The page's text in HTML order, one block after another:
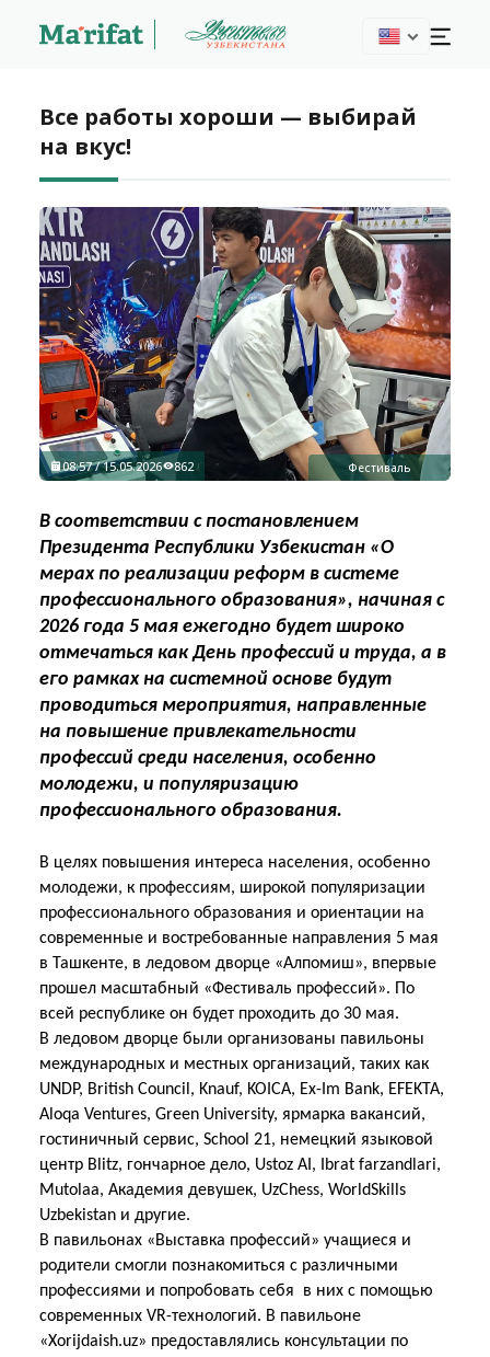
Все работы хороши — выбирай
на вкус!
Фестиваль
08:57 / 15.05.2026 862
В соответствии с постановлением
Президента Республики Узбекистан «О
мерах по реализации реформ в системе
профессионального образования», начиная с
2026 года 5 мая ежегодно будет широко
отмечаться как День профессий и труда, а в
его рамках на системной основе будут
проводиться мероприятия, направленные
на повышение привлекательности
профессий среди населения, особенно
молодежи, и популяризацию
профессионального образования.
В целях повышения интереса населения, особенно
молодежи, к профессиям, широкой популяризации
профессионального образования и ориентации на
современные и востребованные направления 5 мая
в Ташкенте, в ледовом дворце «Алпомиш», впервые
прошел масштабный «Фестиваль профессий». По
всей республике он будет проходить до 30 мая.
В ледовом дворце были организованы павильоны
международных и местных организаций, таких как
UNDP, British Council, Knauf, KOICA, Ex-Im Bank, EFEKTA,
Aloqa Ventures, Green University, ярмарка вакансий,
гостиничный сервис, School 21, немецкий языковой
центр Blitz, гончарное дело, Ustoz AI, Ibrat farzandlari,
Mutolaa, Академия девушек, UzChess, WorldSkills
Uzbekistan и другие.
В павильонах «Выставка профессий» учащиеся и
родители смогли познакомиться с различными
профессиями и попробовать себя в них с помощью
современных VR-технологий. В павильоне
«Xorijdaish.uz» предоставлялись консультации по